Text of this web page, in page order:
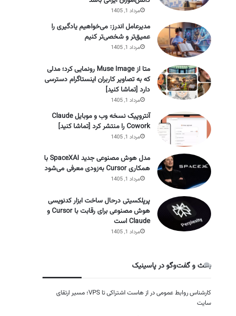
مرداد 1, 1405
مدیرعامل اندرز: می‌خواهیم یادگیری را
عمیق‌تر و شخصی‌تر کنیم
مرداد 1, 1405
متا از Muse Image رونمایی کرد؛ مدلی
که به تصاویر کاربران اینستاگرام دسترسی
دارد [تماشا کنید]
مرداد 1, 1405
آنتروپیک نسخه وب و موبایل Claude
Cowork را منتشر کرد [تماشا کنید]
مرداد 1, 1405
مدل هوش مصنوعی جدید SpaceXAI با
همکاری Cursor به‌زودی معرفی می‌شود
مرداد 1, 1405
پرپلکسیتی درحال ساخت ابزار کدنویسی
هوش مصنوعی برای رقابت با Cursor و
Claude است
مرداد 1, 1405
بحث و گفت‌وگو در پاسینیک
کارشناس روابط عمومیدر
از هاست اشتراکی تا VPS؛ مسیر ارتقای
سایت